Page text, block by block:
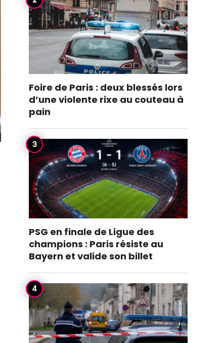
Foire de Paris : deux blessés lors
d’une violente rixe au couteau à
pain
PSG en finale de Ligue des
champions : Paris résiste au
Bayern et valide son billet